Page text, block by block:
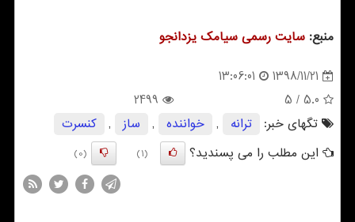
منبع: سایت رسمی سیامك یزدانجو
1398/11/21
13:06:01
5.0
/ 5
2499
تگهای خبر:
ترانه , خواننده , ساز ,
كنسرت
این مطلب را می پسندید؟
(1)
(0)